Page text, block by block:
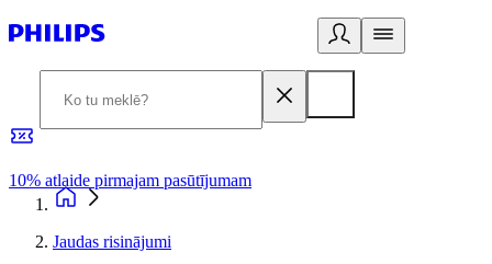
10% atlaide pirmajam pasūtījumam
Jaudas risinājumi